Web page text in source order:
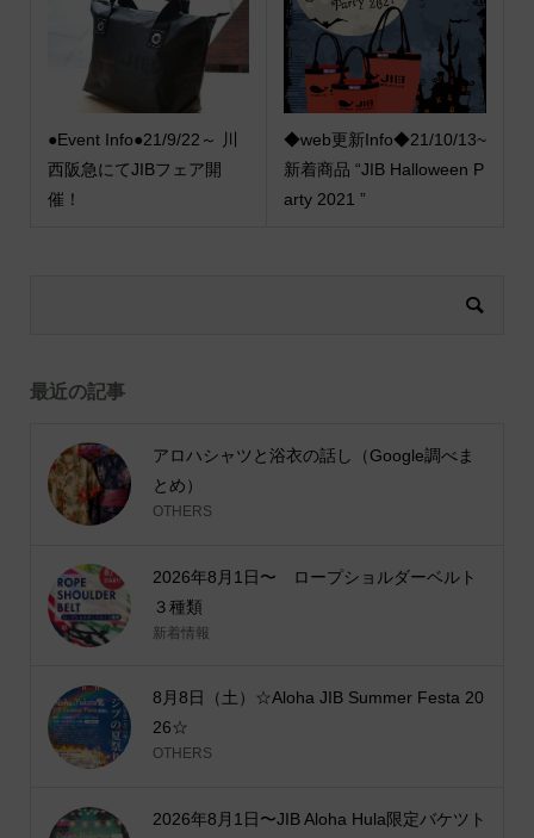
●Event Info●21/9/22～ 川
西阪急にてJIBフェア開
催！
◆web更新Info◆21/10/13~
新着商品 “JIB Halloween P
arty 2021 ”
最近の記事
アロハシャツと浴衣の話し（Google調べま
とめ）
OTHERS
2026年8月1日〜 ロープショルダーベルト
３種類
新着情報
8月8日（土）☆Aloha JIB Summer Festa 20
26☆
OTHERS
2026年8月1日〜JIB Aloha Hula限定バケツト